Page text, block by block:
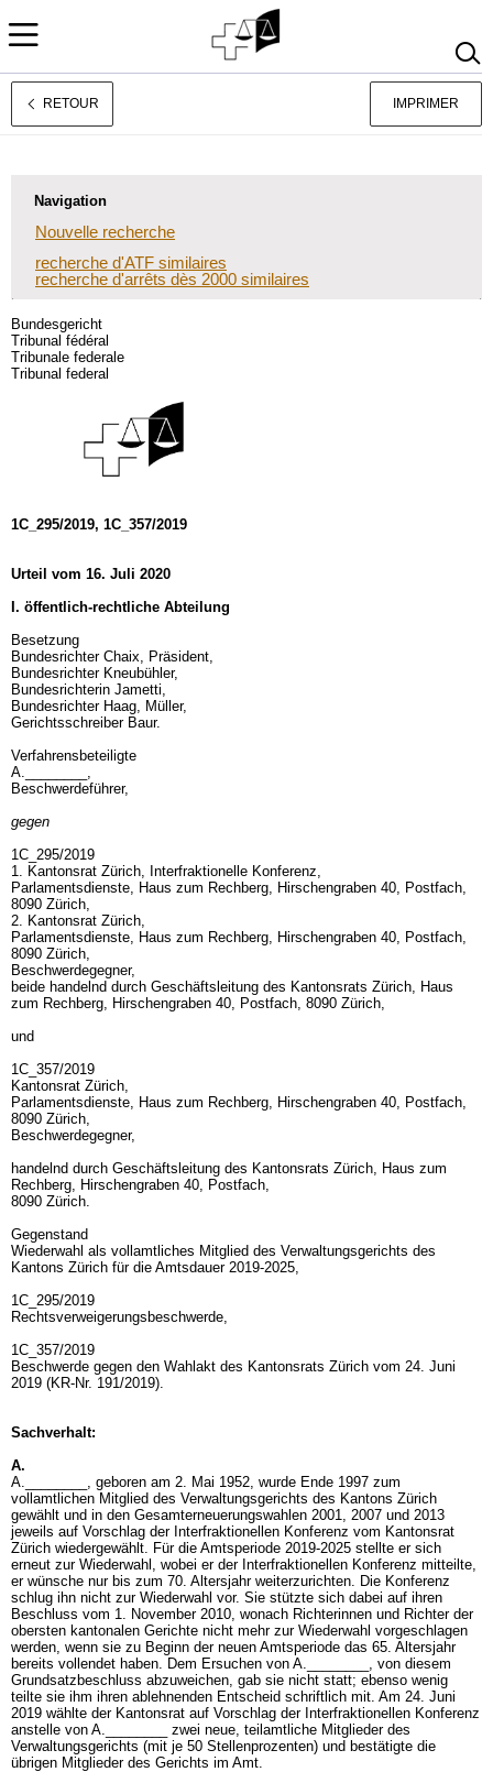
Deutsch
RETOUR IMPRIMER
Navigation
Nouvelle recherche
recherche d'ATF similaires
recherche d'arrêts dès 2000 similaires
Bundesgericht
Tribunal fédéral
Tribunale federale
Tribunal federal
1C_295/2019, 1C_357/2019
Urteil vom 16. Juli 2020
I. öffentlich-rechtliche Abteilung
Besetzung
Bundesrichter Chaix, Präsident,
Bundesrichter Kneubühler,
Bundesrichterin Jametti,
Bundesrichter Haag, Müller,
Gerichtsschreiber Baur.
Verfahrensbeteiligte
A.________,
Beschwerdeführer,
gegen
1C_295/2019
1. Kantonsrat Zürich, Interfraktionelle Konferenz,
Parlamentsdienste, Haus zum Rechberg, Hirschengraben 40, Postfach,
8090 Zürich,
2. Kantonsrat Zürich,
Parlamentsdienste, Haus zum Rechberg, Hirschengraben 40, Postfach,
8090 Zürich,
Beschwerdegegner,
beide handelnd durch Geschäftsleitung des Kantonsrats Zürich, Haus
zum Rechberg, Hirschengraben 40, Postfach, 8090 Zürich,
und
1C_357/2019
Kantonsrat Zürich,
Parlamentsdienste, Haus zum Rechberg, Hirschengraben 40, Postfach,
8090 Zürich,
Beschwerdegegner,
handelnd durch Geschäftsleitung des Kantonsrats Zürich, Haus zum
Rechberg, Hirschengraben 40, Postfach,
8090 Zürich.
Gegenstand
Wiederwahl als vollamtliches Mitglied des Verwaltungsgerichts des
Kantons Zürich für die Amtsdauer 2019-2025,
1C_295/2019
Rechtsverweigerungsbeschwerde,
1C_357/2019
Beschwerde gegen den Wahlakt des Kantonsrats Zürich vom 24. Juni
2019 (KR-Nr. 191/2019).
Sachverhalt:
A.
A.________, geboren am 2. Mai 1952, wurde Ende 1997 zum
vollamtlichen Mitglied des Verwaltungsgerichts des Kantons Zürich
gewählt und in den Gesamterneuerungswahlen 2001, 2007 und 2013
jeweils auf Vorschlag der Interfraktionellen Konferenz vom Kantonsrat
Zürich wiedergewählt. Für die Amtsperiode 2019-2025 stellte er sich
erneut zur Wiederwahl, wobei er der Interfraktionellen Konferenz mitteilte,
er wünsche nur bis zum 70. Altersjahr weiterzurichten. Die Konferenz
schlug ihn nicht zur Wiederwahl vor. Sie stützte sich dabei auf ihren
Beschluss vom 1. November 2010, wonach Richterinnen und Richter der
obersten kantonalen Gerichte nicht mehr zur Wiederwahl vorgeschlagen
werden, wenn sie zu Beginn der neuen Amtsperiode das 65. Altersjahr
bereits vollendet haben. Dem Ersuchen von A.________, von diesem
Grundsatzbeschluss abzuweichen, gab sie nicht statt; ebenso wenig
teilte sie ihm ihren ablehnenden Entscheid schriftlich mit. Am 24. Juni
2019 wählte der Kantonsrat auf Vorschlag der Interfraktionellen Konferenz
anstelle von A.________ zwei neue, teilamtliche Mitglieder des
Verwaltungsgerichts (mit je 50 Stellenprozenten) und bestätigte die
übrigen Mitglieder des Gerichts im Amt.